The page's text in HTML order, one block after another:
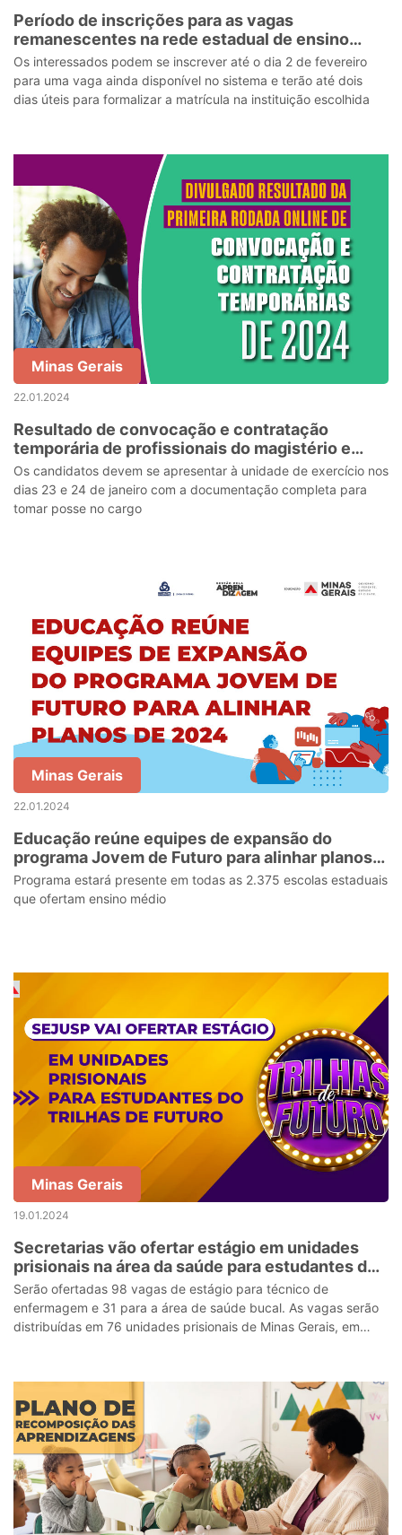
Período de inscrições para as vagas
remanescentes na rede estadual de ensino
começaram nesta segunda (22)
Os interessados podem se inscrever até o dia 2 de fevereiro
para uma vaga ainda disponível no sistema e terão até dois
dias úteis para formalizar a matrícula na instituição escolhida
Minas Gerais
22.01.2024
Resultado de convocação e contratação
temporária de profissionais do magistério e
administrativo da rede estadual de ensino é
divulgado
Os candidatos devem se apresentar à unidade de exercício nos
dias 23 e 24 de janeiro com a documentação completa para
tomar posse no cargo
Minas Gerais
22.01.2024
Educação reúne equipes de expansão do
programa Jovem de Futuro para alinhar planos
de 2024
Programa estará presente em todas as 2.375 escolas estaduais
que ofertam ensino médio
Minas Gerais
19.01.2024
Secretarias vão ofertar estágio em unidades
prisionais na área da saúde para estudantes do
Trilhas de Futuro
Serão ofertadas 98 vagas de estágio para técnico de
enfermagem e 31 para a área de saúde bucal. As vagas serão
distribuídas em 76 unidades prisionais de Minas Gerais, em